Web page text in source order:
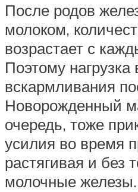
После родов
молоком,
возрастает с
Поэтому нагрузка
вскармливания
Новорожденный
очередь, тоже
усилия во время
растягивая и без
молочные железы.